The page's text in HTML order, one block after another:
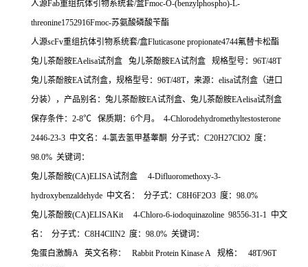
人源Fab重组抗体引物系统套/盒Fmoc-O-(benzylphospho)-L-
threonine1752916Fmoc-苏氨酸磷酸苄酯
人源scFv重组抗体引物系统套/盒Fluticasone propionate4744氟替卡松酯
兔儿茶酚胺EAelisa试剂盒 兔儿茶酚胺EA试剂盒 规格型号： 96T/48T
兔儿茶酚胺EA试剂盒，规格型号： 96T/48T，来源： elisa试剂盒（进口
分装），产品别名：兔儿茶酚胺EA试剂盒、兔儿茶酚胺EAelisa试剂盒
保存条件： 2-8℃ 保质期： 6个月。
4-Chlorodehydromethyltestosterone
2446-23-3 中文名： 4-氯去氢甲基睾酮 分子式： C20H27ClO2 度：
98.0% 关键词：
兔儿茶酚胺(CA)ELISA试剂盒 4-Difluoromethoxy-3-
hydroxybenzaldehyde 中文名： 分子式： C8H6F2O3 度： 98.0%
兔儿茶酚胺(CA)ELISAKit 4-Chloro-6-iodoquinazoline 98556-31-1 中文
名：
分子式： C8H4ClIN2 度： 98.0% 关键词：
兔蛋白激酶A 英文名称： Rabbit Protein Kinase A 规格：
48T/96T